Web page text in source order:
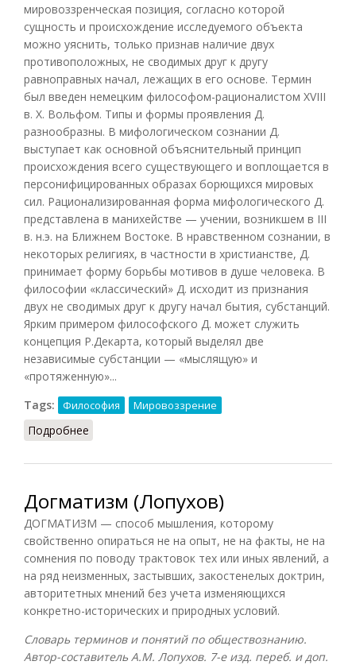
мировоззренческая позиция, согласно которой
сущность и происхождение исследуемого объекта
можно уяснить, только признав наличие двух
противоположных, не сводимых друг к другу
равноправных начал, лежащих в его основе. Термин
был введен немецким философом-рационалистом XVIII
в. X. Вольфом. Типы и формы проявления Д.
разнообразны. В мифологическом сознании Д.
выступает как основной объяснительный принцип
происхождения всего существующего и воплощается в
персонифицированных образах борющихся мировых
сил. Рационализированная форма мифологического Д.
представлена в манихействе — учении, возникшем в III
в. н.э. на Ближнем Востоке. В нравственном сознании, в
некоторых религиях, в частности в христианстве, Д.
принимает форму борьбы мотивов в душе человека. В
философии «классический» Д. исходит из признания
двух не сводимых друг к другу начал бытия, субстанций.
Ярким примером философского Д. может служить
концепция Р.Декарта, который выделял две
независимые субстанции — «мыслящую» и
«протяженную»...
Tags:
Философия Мировоззрение
Подробнее
Догматизм (Лопухов)
ДОГМАТИЗМ — способ мышления, которому
свойственно опираться не на опыт, не на факты, не на
сомнения по поводу трактовок тех или иных явлений, а
на ряд неизменных, застывших, закостенелых доктрин,
авторитетных мнений без учета изменяющихся
конкретно-исторических и природных условий.
Словарь терминов и понятий по обществознанию.
Автор-составитель А.М. Лопухов. 7-е изд. переб. и доп.